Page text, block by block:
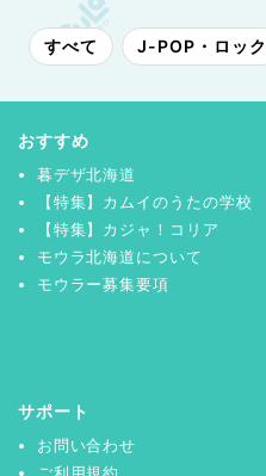
すべて J-POP・ロック
おすすめ
暮デザ北海道
【特集】カムイのうたの学校
【特集】カジャ！コリア
モウラ北海道について
モウラー募集要項
サポート
お問い合わせ